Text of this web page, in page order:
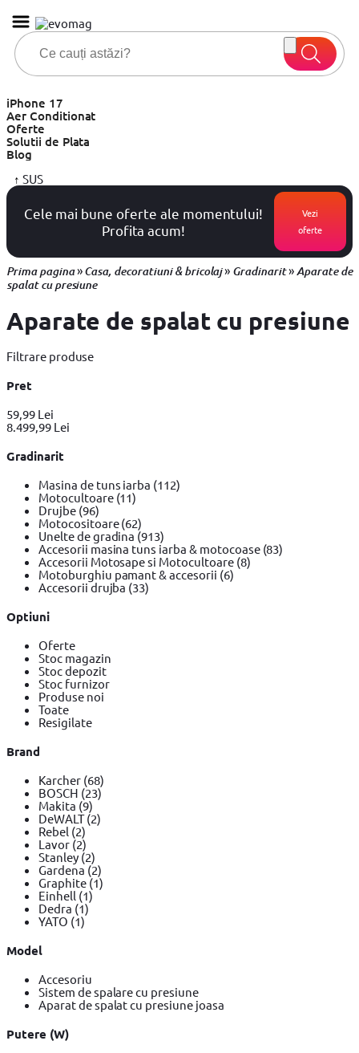
iPhone 17
Aer Conditionat
Oferte
Solutii de Plata
Blog
↑ SUS
Cele mai bune oferte ale momentului!
Profita acum!
Vezi
oferte
Prima pagina»Casa, decoratiuni & bricolaj» Gradinarit»Aparate de
spalat cu presiune
Aparate de spalat cu presiune
Filtrare produse
Pret
59,99 Lei
8.499,99 Lei
Gradinarit
Masina de tuns iarba (112)
Motocultoare (11)
Drujbe (96)
Motocositoare(62)
Unelte de gradina (913)
Accesorii masina tuns iarba & motocoase (83)
Accesorii Motosape si Motocultoare (8)
Motoburghiu pamant & accesorii (6)
Accesorii drujba (33)
Optiuni
Oferte
Stoc magazin
Stoc depozit
Stoc furnizor
Produse noi
Toate
Resigilate
Brand
Karcher (68)
BOSCH (23)
Makita (9)
DeWALT(2)
Rebel (2)
Lavor (2)
Stanley (2)
Gardena (2)
Graphite (1)
Einhell (1)
Dedra (1)
YATO (1)
Model
Accesoriu
Sistem de spalare cu presiune
Aparat de spalat cu presiune joasa
Putere (W)